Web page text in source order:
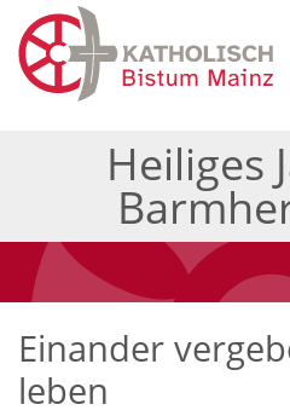
Heiliges
Einander
leben